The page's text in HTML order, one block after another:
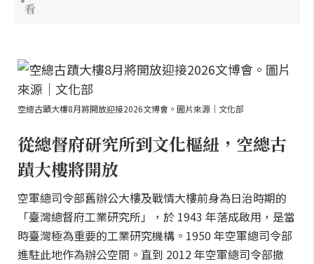
看
空總古蹟大樓8月將開放迎接2026文博會。圖片來源｜文化部
從總督府研究所到文化樞紐，空總古
蹟大樓將開放
空軍總司令部舊辦公大樓及戰情大樓前身為日治時期的
「臺灣總督府工業研究所」，於 1943 年落成啟用，是當
時臺灣極為重要的工業研究機構。1950 年空軍總司令部
進駐此地作為辦公空間。直到 2012 年空軍總司令部撤